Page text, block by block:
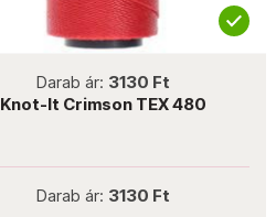
Darab ár: 3130 Ft
Knot-It Crimson TEX 480
Darab ár: 3130 Ft